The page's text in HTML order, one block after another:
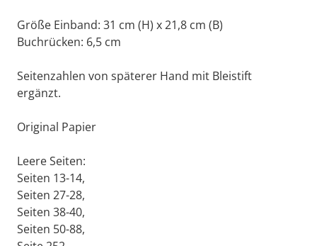
Größe Einband: 31 cm (H) x 21,8 cm (B)
Buchrücken: 6,5 cm
Seitenzahlen von späterer Hand mit Bleistift
ergänzt.
Original Papier
Leere Seiten:
Seiten 13-14,
Seiten 27-28,
Seiten 38-40,
Seiten 50-88,